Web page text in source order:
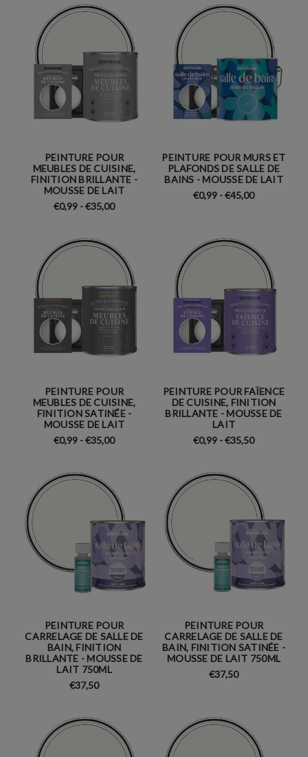
PEINTURE POUR
MEUBLES DE CUISINE,
FINITION BRILLANTE -
MOUSSE DE LAIT
€0,99 - €35,00
PEINTURE POUR MURS ET
PLAFONDS DE SALLE DE
BAINS - MOUSSE DE LAIT
€0,99 - €45,00
PEINTURE POUR
MEUBLES DE CUISINE,
FINITION SATINÉE -
MOUSSE DE LAIT
€0,99 - €35,00
PEINTURE POUR FAÏENCE
DE CUISINE, FINITION
BRILLANTE - MOUSSE DE
LAIT
€0,99 - €35,50
PEINTURE POUR
CARRELAGE DE SALLE DE
BAIN, FINITION
BRILLANTE - MOUSSE DE
LAIT 750ML
€37,50
PEINTURE POUR
CARRELAGE DE SALLE DE
BAIN, FINITION SATINÉE -
MOUSSE DE LAIT 750ML
€37,50